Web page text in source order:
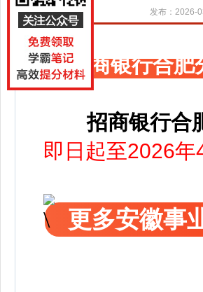
发布：2026-
招商银行合肥
招商银行合
即日起至2026年
更多安徽事